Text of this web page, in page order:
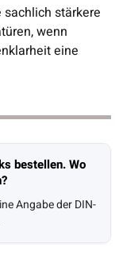
stärkere
wenn
eine
bestellen. Wo
Angabe der DIN-